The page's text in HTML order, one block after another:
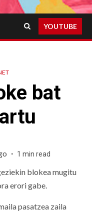
YOUTUBE
bat
1 min read
blokea mugitu
erori gabe.
pasatzea zaila